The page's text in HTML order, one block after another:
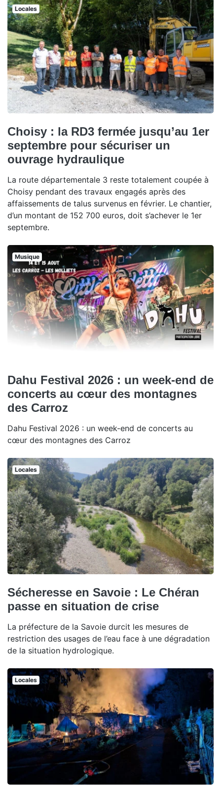
Locales
Choisy : la RD3 fermée jusqu’au 1er
septembre pour sécuriser un
ouvrage hydraulique
La route départementale 3 reste totalement coupée à
Choisy pendant des travaux engagés après des
affaissements de talus survenus en février. Le chantier,
d’un montant de 152 700 euros, doit s’achever le 1er
septembre.
Musique
Dahu Festival 2026 : un week-end de
concerts au cœur des montagnes
des Carroz
Dahu Festival 2026 : un week-end de concerts au
cœur des montagnes des Carroz
Locales
Sécheresse en Savoie : Le Chéran
passe en situation de crise
La préfecture de la Savoie durcit les mesures de
restriction des usages de l’eau face à une dégradation
de la situation hydrologique.
Locales